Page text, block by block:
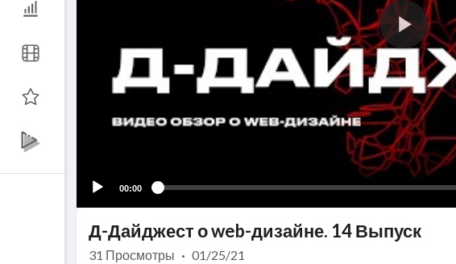
00:00
Д-Дайджест о web-дизайне. 14 Выпуск
31 Просмотры · 01/25/21